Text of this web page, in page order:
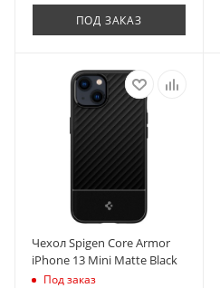
ПОД ЗАКАЗ
Чехол Spigen Core Armor
iPhone 13 Mini Matte Black
Под заказ